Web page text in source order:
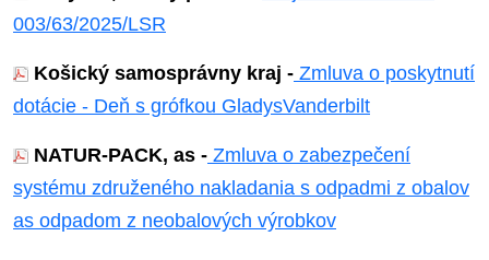
003/63/2025/LSR
Košický samosprávny kraj - Zmluva o poskytnutí
dotácie - Deň s grófkou GladysVanderbilt
NATUR-PACK, as - Zmluva o zabezpečení
systému združeného nakladania s odpadmi z obalov
as odpadom z neobalových výrobkov